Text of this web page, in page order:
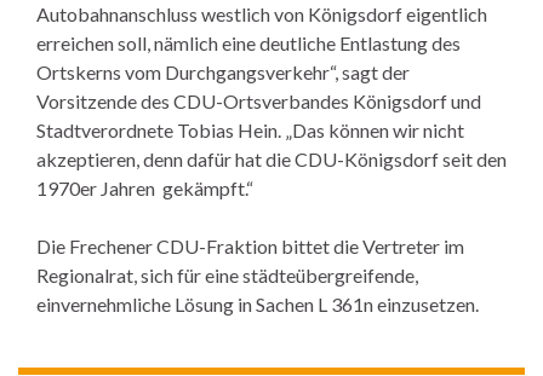
Autobahnanschluss westlich von Königsdorf eigentlich
erreichen soll, nämlich eine deutliche Entlastung des
Ortskerns vom Durchgangsverkehr“, sagt der
Vorsitzende des CDU-Ortsverbandes Königsdorf und
Stadtverordnete Tobias Hein. „Das können wir nicht
akzeptieren, denn dafür hat die CDU-Königsdorf seit den
1970er Jahren gekämpft.“
Die Frechener CDU-Fraktion bittet die Vertreter im
Regionalrat, sich für eine städteübergreifende,
einvernehmliche Lösung in Sachen L 361n einzusetzen.